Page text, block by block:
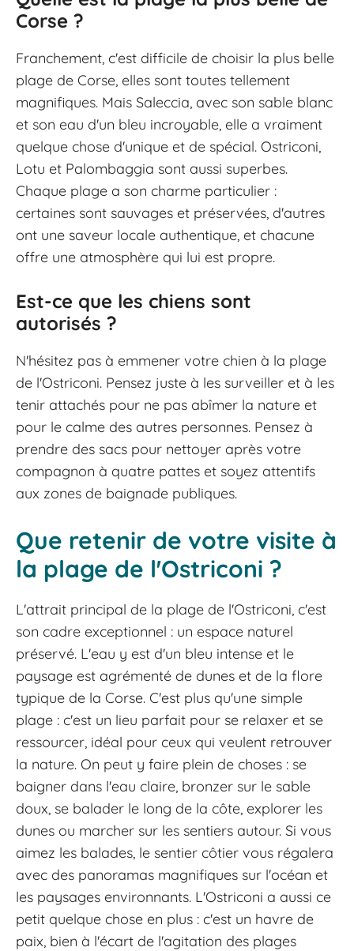
Corse ?
Franchement, c'est difficile de choisir la plus belle
plage de Corse, elles sont toutes tellement
magnifiques. Mais Saleccia, avec son sable blanc
et son eau d'un bleu incroyable, elle a vraiment
quelque chose d'unique et de spécial. Ostriconi,
Lotu et Palombaggia sont aussi superbes.
Chaque plage a son charme particulier :
certaines sont sauvages et préservées, d'autres
ont une saveur locale authentique, et chacune
offre une atmosphère qui lui est propre.
Est-ce que les chiens sont
autorisés ?
N'hésitez pas à emmener votre chien à la plage
de l'Ostriconi. Pensez juste à les surveiller et à les
tenir attachés pour ne pas abîmer la nature et
pour le calme des autres personnes. Pensez à
prendre des sacs pour nettoyer après votre
compagnon à quatre pattes et soyez attentifs
aux zones de baignade publiques.
Que retenir de votre visite à
la plage de l'Ostriconi ?
L'attrait principal de la plage de l'Ostriconi, c'est
son cadre exceptionnel : un espace naturel
préservé. L'eau y est d'un bleu intense et le
paysage est agrémenté de dunes et de la flore
typique de la Corse. C'est plus qu'une simple
plage : c'est un lieu parfait pour se relaxer et se
ressourcer, idéal pour ceux qui veulent retrouver
la nature. On peut y faire plein de choses : se
baigner dans l'eau claire, bronzer sur le sable
doux, se balader le long de la côte, explorer les
dunes ou marcher sur les sentiers autour. Si vous
aimez les balades, le sentier côtier vous régalera
avec des panoramas magnifiques sur l'océan et
les paysages environnants. L'Ostriconi a aussi ce
petit quelque chose en plus : c'est un havre de
paix, bien à l'écart de l'agitation des plages